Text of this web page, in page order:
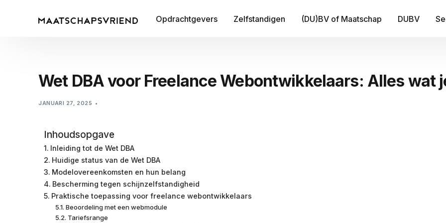
Opdrachtgevers Zelfstandigen (DU)BV of Maatschap DUBV
Wet DBA voor Freelance Webontwikkelaars: Alles wat
JANUARI 27, 2025
Inhoudsopgave
Inleiding tot de Wet DBA
Huidige status van de Wet DBA
Modelovereenkomsten en hun belang
Bescherming tegen schijnzelfstandigheid
Praktische toepassing voor freelance webontwikkelaars
Beoordeling met een webmodule
Tariefsrange